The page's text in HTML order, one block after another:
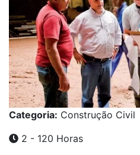
Categoria: Construção Civil
2 - 120 Horas